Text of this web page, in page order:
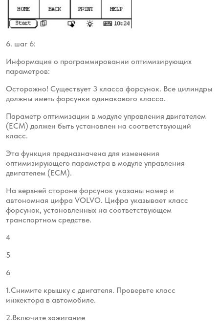
6. шаг 6:
Информация о программировании оптимизирующих
параметров:
Осторожно! Существует 3 класса форсунок. Все цилиндры
должны иметь форсунки одинакового класса.
Параметр оптимизации в модуле управления двигателем
(ECM) должен быть установлен на соответствующий
класс.
Эта функция предназначена для изменения
оптимизирующего параметра в модуле управления
двигателем (ECM).
На верхней стороне форсунок указаны номер и
автономная цифра VOLVO. Цифра указывает класс
форсунок, установленных на соответствующем
транспортном средстве.
4
5
6
1.Снимите крышку с двигателя. Проверьте класс
инжектора в автомобиле.
2.Включите зажигание